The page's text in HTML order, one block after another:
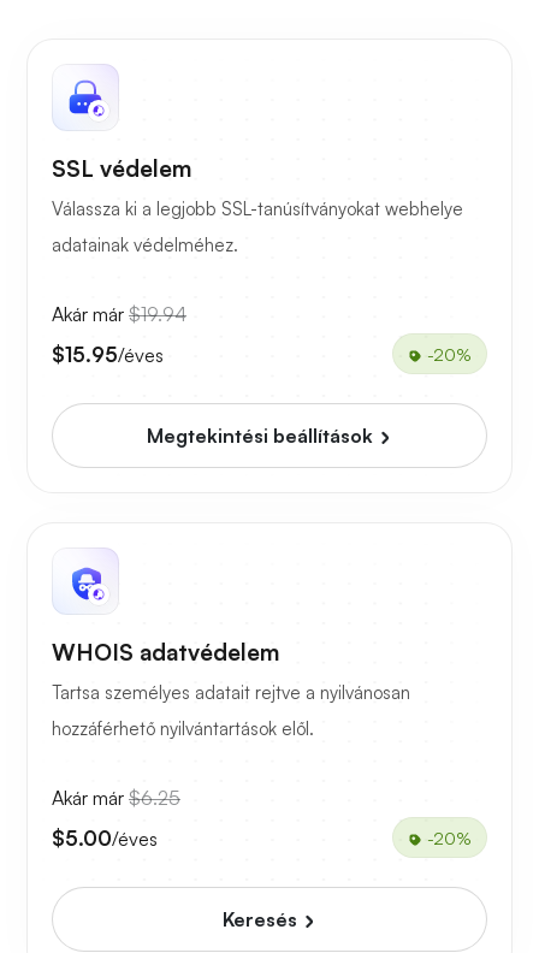
SSL védelem
Válassza ki a legjobb SSL-tanúsítványokat webhelye
adatainak védelméhez.
Akár már $19.94
$15.95/éves -20%
Megtekintési beállítások
WHOIS adatvédelem
Tartsa személyes adatait rejtve a nyilvánosan
hozzáférhető nyilvántartások elől.
Akár már $6.25
$5.00/éves -20%
Keresés